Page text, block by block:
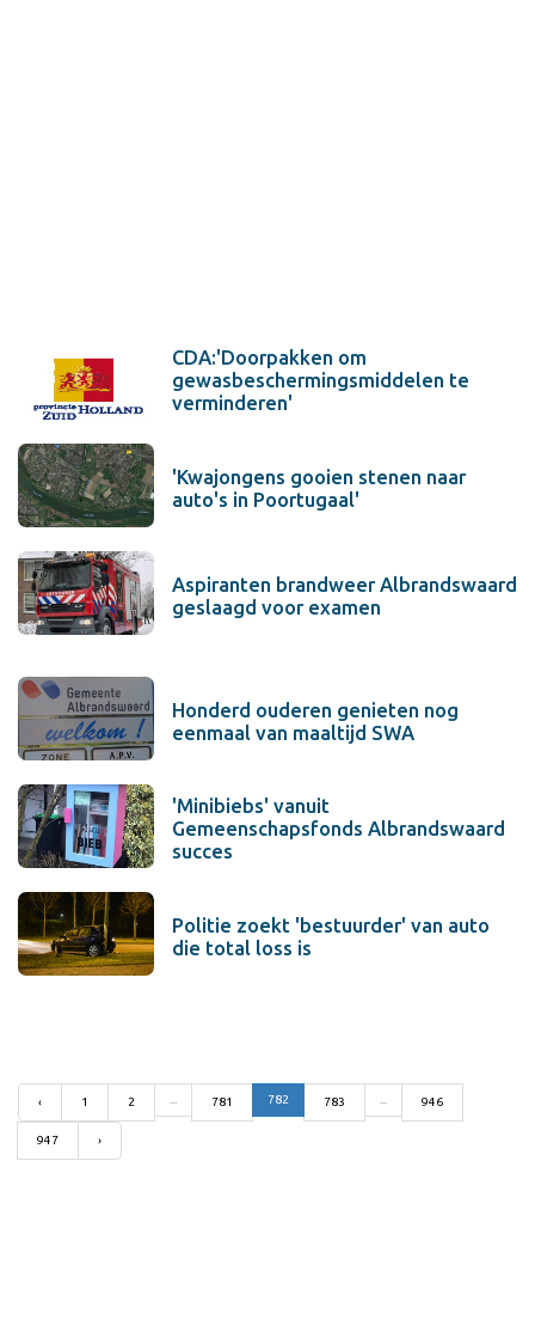
CDA:'Doorpakken om
gewasbeschermingsmiddelen te
verminderen'
'Kwajongens gooien stenen naar
auto's in Poortugaal'
Aspiranten brandweer Albrandswaard
geslaagd voor examen
Honderd ouderen genieten nog
eenmaal van maaltijd SWA
'Minibiebs' vanuit
Gemeenschapsfonds Albrandswaard
succes
Politie zoekt 'bestuurder' van auto
die total loss is
‹ 1 2 781 782 783 946
947 ›